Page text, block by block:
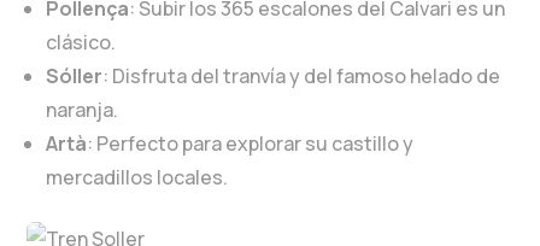
Pollença: Subir los 365 escalones del Calvari es un
clásico.
Sóller: Disfruta del tranvía y del famoso helado de
naranja.
Artà: Perfecto para explorar su castillo y
mercadillos locales.